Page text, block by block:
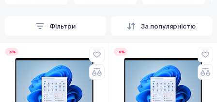
Фільтри За популярністю
-9% -9%